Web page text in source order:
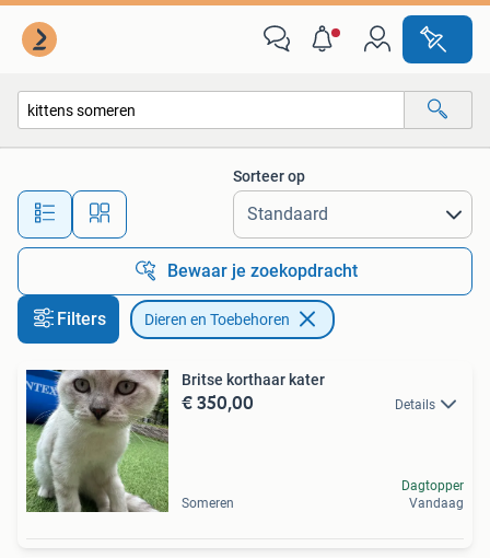
Alle afstanden…
Sorteer op
Bewaar je zoekopdracht
Filters Dieren en Toebehoren
Britse korthaar kater
€ 350,00 Details
Someren
Dagtopper
Vandaag